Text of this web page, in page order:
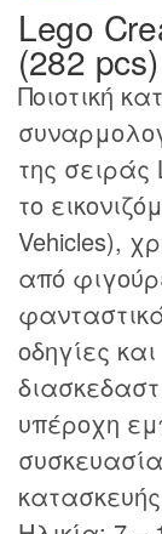
Lego
(282 pcs)
Ποιοτική
της
το
Vehicles),
από
οδηγίες
υπέροχη